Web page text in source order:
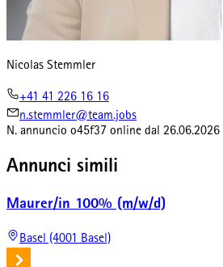
Nicolas Stemmler
+41 41 226 16 16
n.stemmler@team.jobs
N. annuncio o45f37 online dal 26.06.2026
Annunci simili
Maurer/in 100% (m/w/d)
Basel (4001 Basel)